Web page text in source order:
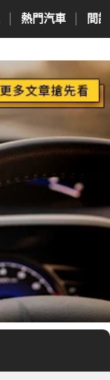
熱門汽車 間